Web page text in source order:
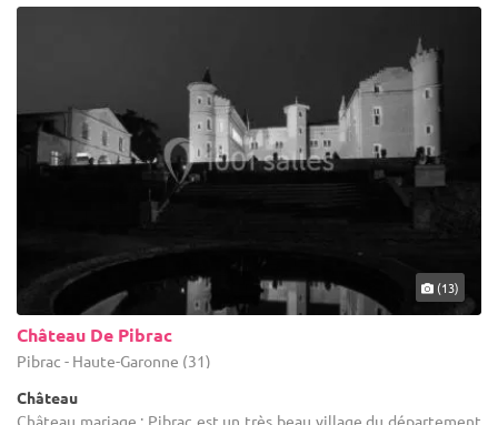
(13)
Château De Pibrac
Pibrac - Haute-Garonne (31)
Château
Château mariage : Pibrac est un très beau village du département